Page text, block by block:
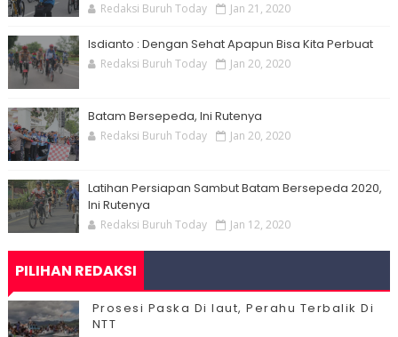
Redaksi Buruh Today Jan 21, 2020
Isdianto : Dengan Sehat Apapun Bisa Kita Perbuat
Redaksi Buruh Today Jan 20, 2020
Batam Bersepeda, Ini Rutenya
Redaksi Buruh Today Jan 20, 2020
Latihan Persiapan Sambut Batam Bersepeda 2020,
Ini Rutenya
Redaksi Buruh Today Jan 12, 2020
PILIHAN REDAKSI
Prosesi Paska Di laut, Perahu Terbalik Di
NTT